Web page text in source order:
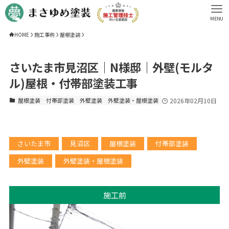
MENU
HOME 施工事例 屋根塗装
さいたま市見沼区｜N様邸｜外壁(モルタ
ル)屋根・付帯部塗装工事
屋根塗装 付帯部塗装 外壁塗装 外壁塗装・屋根塗装 2026年02月10日
さいたま市 見沼区 屋根塗装
付帯部塗装
外壁塗装
外壁塗装・屋根塗装
施工前